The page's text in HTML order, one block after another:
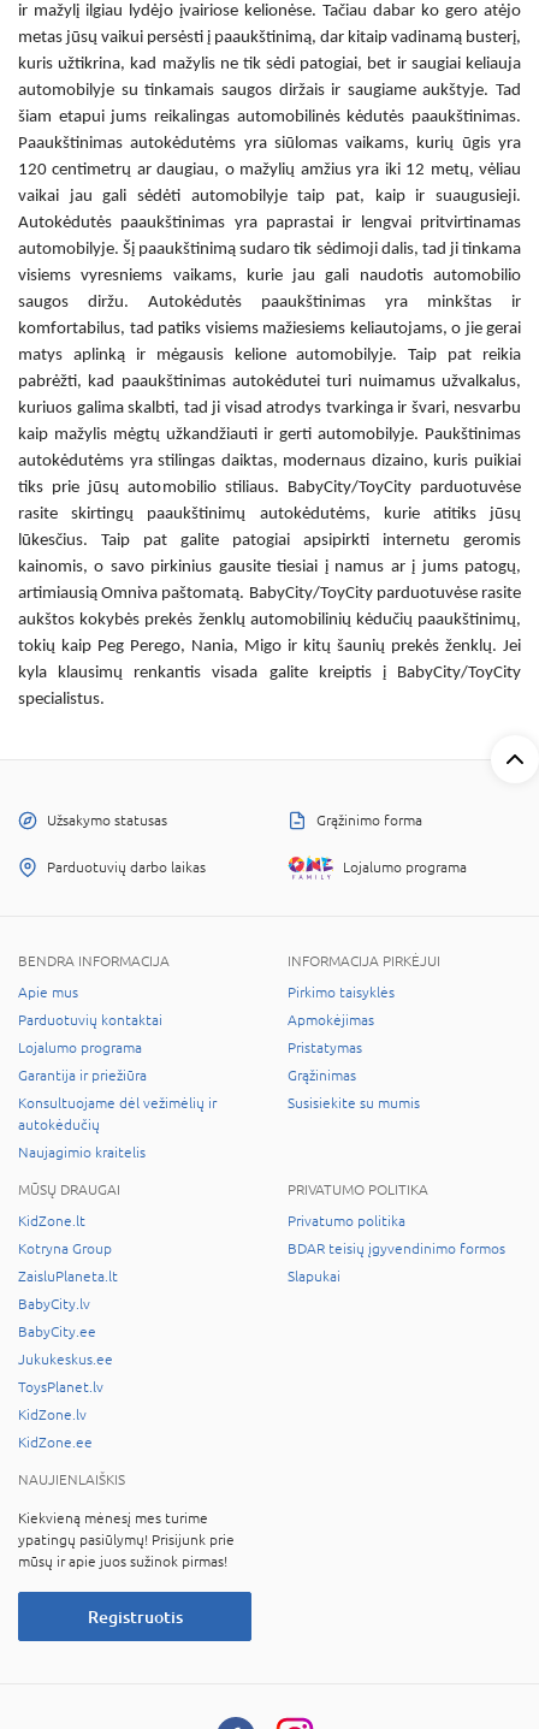
ir mažylį ilgiau lydėjo įvairiose kelionėse. Tačiau dabar ko gero atėjo
metas jūsų vaikui persėsti į paaukštinimą, dar kitaip vadinamą busterį,
kuris užtikrina, kad mažylis ne tik sėdi patogiai, bet ir saugiai keliauja
automobilyje su tinkamais saugos diržais ir saugiame aukštyje. Tad
šiam etapui jums reikalingas automobilinės kėdutės paaukštinimas.
Paaukštinimas autokėdutėms yra siūlomas vaikams, kurių ūgis yra
120 centimetrų ar daugiau, o mažylių amžius yra iki 12 metų, vėliau
vaikai jau gali sėdėti automobilyje taip pat, kaip ir suaugusieji.
Autokėdutės paaukštinimas yra paprastai ir lengvai pritvirtinamas
automobilyje. Šį paaukštinimą sudaro tik sėdimoji dalis, tad ji tinkama
visiems vyresniems vaikams, kurie jau gali naudotis automobilio
saugos diržu. Autokėdutės paaukštinimas yra minkštas ir
komfortabilus, tad patiks visiems mažiesiems keliautojams, o jie gerai
matys aplinką ir mėgausis kelione automobilyje. Taip pat reikia
pabrėžti, kad paaukštinimas autokėdutei turi nuimamus užvalkalus,
kuriuos galima skalbti, tad ji visad atrodys tvarkinga ir švari, nesvarbu
kaip mažylis mėgtų užkandžiauti ir gerti automobilyje. Paukštinimas
autokėdutėms yra stilingas daiktas, modernaus dizaino, kuris puikiai
tiks prie jūsų automobilio stiliaus. BabyCity/ToyCity parduotuvėse
rasite skirtingų paaukštinimų autokėdutėms, kurie atitiks jūsų
lūkesčius. Taip pat galite patogiai apsipirkti internetu geromis
kainomis, o savo pirkinius gausite tiesiai į namus ar į jums patogų,
artimiausią Omniva paštomatą. BabyCity/ToyCity parduotuvėse rasite
aukštos kokybės prekės ženklų automobilinių kėdučių paaukštinimų,
tokių kaip Peg Perego, Nania, Migo ir kitų šaunių prekės ženklų. Jei
kyla klausimų renkantis visada galite kreiptis į BabyCity/ToyCity
specialistus.
Užsakymo statusas Grąžinimo forma
Parduotuvių darbo laikas Lojalumo programa
BENDRA INFORMACIJA
Apie mus
Parduotuvių kontaktai
Lojalumo programa
Garantija ir priežiūra
Konsultuojame dėl vežimėlių ir
autokėdučių
Naujagimio kraitelis
INFORMACIJA PIRKĖJUI
Pirkimo taisyklės
Apmokėjimas
Pristatymas
Grąžinimas
Susisiekite su mumis
MŪSŲ DRAUGAI
KidZone.lt
Kotryna Group
ZaisluPlaneta.lt
BabyCity.lv
BabyCity.ee
Jukukeskus.ee
ToysPlanet.lv
KidZone.lv
KidZone.ee
PRIVATUMO POLITIKA
Privatumo politika
BDAR teisių įgyvendinimo formos
Slapukai
NAUJIENLAIŠKIS
Kiekvieną mėnesį mes turime
ypatingų pasiūlymų! Prisijunk prie
mūsų ir apie juos sužinok pirmas!
Registruotis